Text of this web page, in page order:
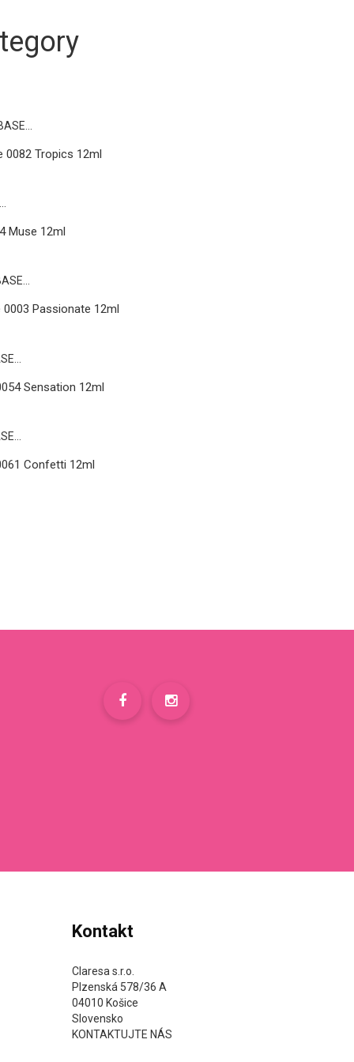
0082 Tropics 12ml
Muse 12ml
0003 Passionate 12ml
Sensation 12ml
Confetti 12ml
Kontakt
Claresa s.r.o.
Plzenská 578/36 A
04010 Košice
Slovensko
KONTAKTUJTE NÁS